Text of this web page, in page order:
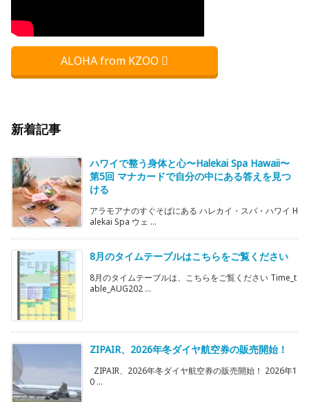
ALOHA from KZOO
新着記事
ハワイで整う身体と心〜Halekai Spa Hawaii〜
第5回 マナカードで自分の中にある答えを見つ
ける
アラモアナのすぐそばにある ハレカイ・スパ・ハワイ H
alekai Spa ウェ ...
8月のタイムテーブルはこちらをご覧ください
8月のタイムテーブルは、こちらをご覧ください Time_t
able_AUG202 ...
ZIPAIR、2026年冬ダイヤ航空券の販売開始！
ZIPAIR、2026年冬ダイヤ航空券の販売開始！ 2026年1
0 ...